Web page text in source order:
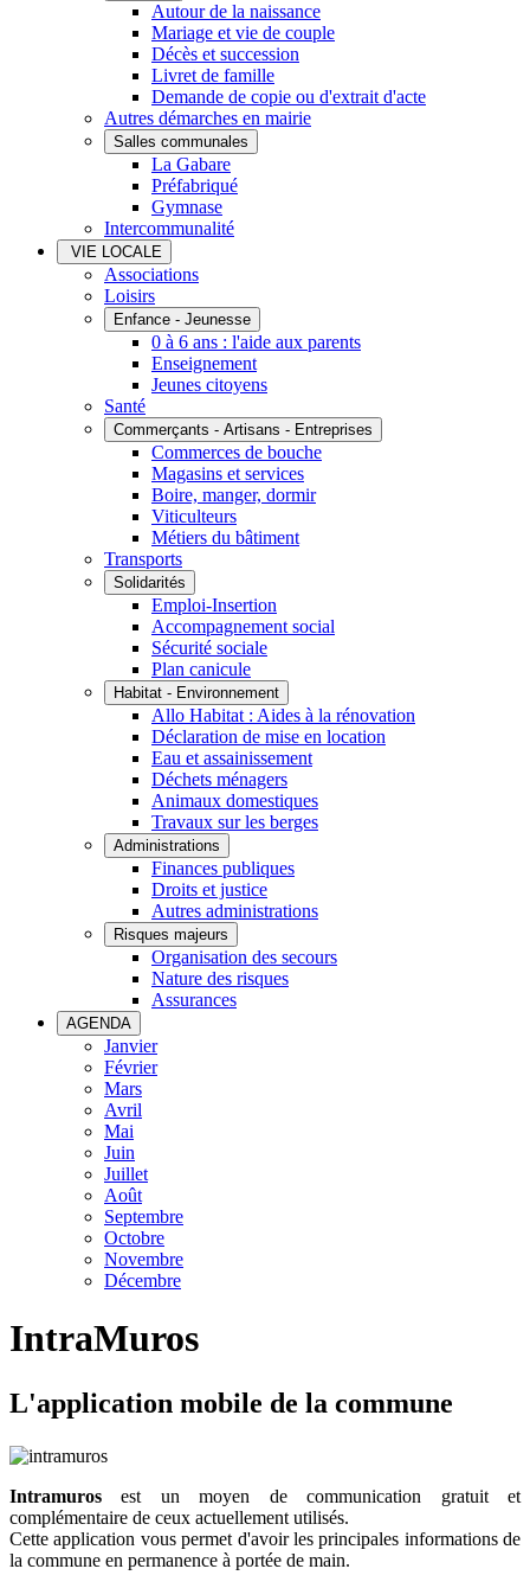
Autour de la naissance
Mariage et vie de couple
Décès et succession
Livret de famille
Demande de copie ou d'extrait d'acte
Autres démarches en mairie
Salles communales
La Gabare
Préfabriqué
Gymnase
Intercommunalité
VIE LOCALE
Associations
Loisirs
Enfance - Jeunesse
0 à 6 ans : l'aide aux parents
Enseignement
Jeunes citoyens
Santé
Commerçants - Artisans - Entreprises
Commerces de bouche
Magasins et services
Boire, manger, dormir
Viticulteurs
Métiers du bâtiment
Transports
Solidarités
Emploi-Insertion
Accompagnement social
Sécurité sociale
Plan canicule
Habitat - Environnement
Allo Habitat : Aides à la rénovation
Déclaration de mise en location
Eau et assainissement
Déchets ménagers
Animaux domestiques
Travaux sur les berges
Administrations
Finances publiques
Droits et justice
Autres administrations
Risques majeurs
Organisation des secours
Nature des risques
Assurances
AGENDA
Janvier
Février
Mars
Avril
Mai
Juin
Juillet
Août
Septembre
Octobre
Novembre
Décembre
IntraMuros
L'application mobile de la commune
Intramuros est un moyen de communication gratuit et
complémentaire de ceux actuellement utilisés.
Cette application vous permet d'avoir les principales informations de
la commune en permanence à portée de main.